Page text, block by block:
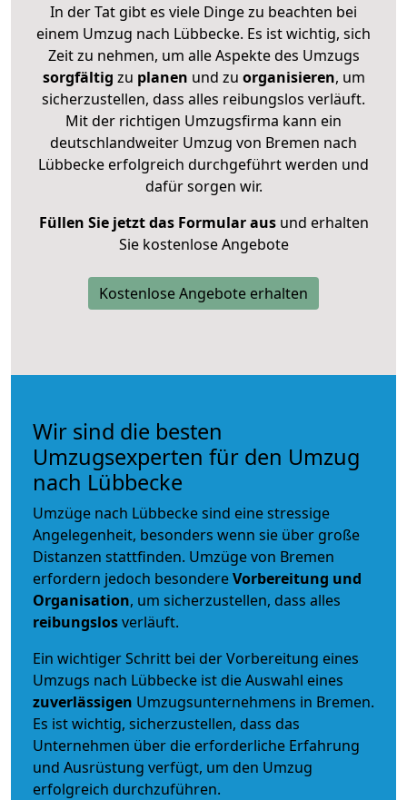
In der Tat gibt es viele Dinge zu beachten bei
einem Umzug nach Lübbecke. Es ist wichtig, sich
Zeit zu nehmen, um alle Aspekte des Umzugs
sorgfältig zu planen und zu organisieren, um
sicherzustellen, dass alles reibungslos verläuft.
Mit der richtigen Umzugsfirma kann ein
deutschlandweiter Umzug von Bremen nach
Lübbecke erfolgreich durchgeführt werden und
dafür sorgen wir.
Füllen Sie jetzt das Formular ausund erhalten
Sie kostenlose Angebote
Kostenlose Angebote erhalten
Wir sind die besten
Umzugsexperten für den Umzug
nach Lübbecke
Umzüge nach Lübbecke sind eine stressige
Angelegenheit, besonders wenn sie über große
Distanzen stattfinden. Umzüge von Bremen
erfordern jedoch besondereVorbereitung und
Organisation, um sicherzustellen, dass alles
reibungslosverläuft.
Ein wichtiger Schritt bei der Vorbereitung eines
Umzugs nach Lübbecke ist die Auswahl eines
zuverlässigen Umzugsunternehmens in Bremen.
Es ist wichtig, sicherzustellen, dass das
Unternehmen über die erforderliche Erfahrung
und Ausrüstung verfügt, um den Umzug
erfolgreich durchzuführen.